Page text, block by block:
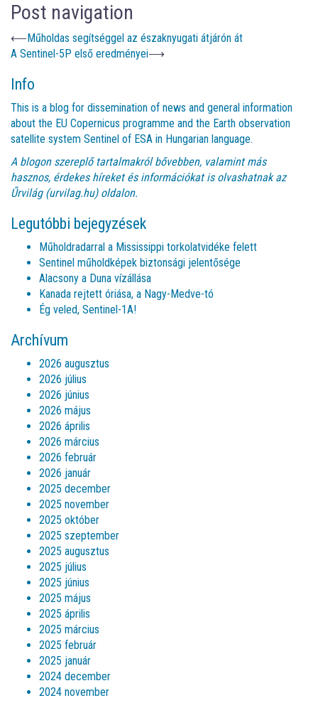
Post navigation
⟵Műholdas segítséggel az északnyugati átjárón át
A Sentinel-5P első eredményei⟶
Info
This is a blog for dissemination of news and general information
about the EU Copernicus programme and the Earth observation
satellite system Sentinel of ESA in Hungarian language.
A blogon szereplő tartalmakról bővebben, valamint más
hasznos, érdekes híreket és információkat is olvashatnak az
Űrvilág (urvilag.hu)oldalon.
Legutóbbi bejegyzések
Műholdradarral a Mississippi torkolatvidéke felett
Sentinel műholdképek biztonsági jelentősége
Alacsony a Duna vízállása
Kanada rejtett óriása, a Nagy-Medve-tó
Ég veled, Sentinel-1A!
Archívum
2026 augusztus
2026 július
2026 június
2026 május
2026 április
2026 március
2026 február
2026 január
2025 december
2025 november
2025 október
2025 szeptember
2025 augusztus
2025 július
2025 június
2025 május
2025 április
2025 március
2025 február
2025 január
2024 december
2024 november